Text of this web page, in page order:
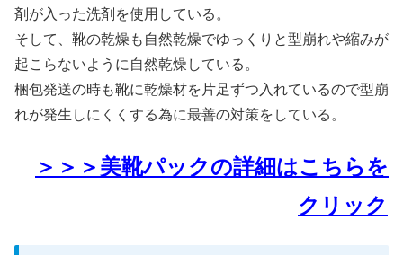
剤が入った洗剤を使用している。
そして、靴の乾燥も自然乾燥でゆっくりと型崩れや縮みが
起こらないように自然乾燥している。
梱包発送の時も靴に乾燥材を片足ずつ入れているので型崩
れが発生しにくくする為に最善の対策をしている。
＞＞＞美靴パックの詳細はこちらを
クリック